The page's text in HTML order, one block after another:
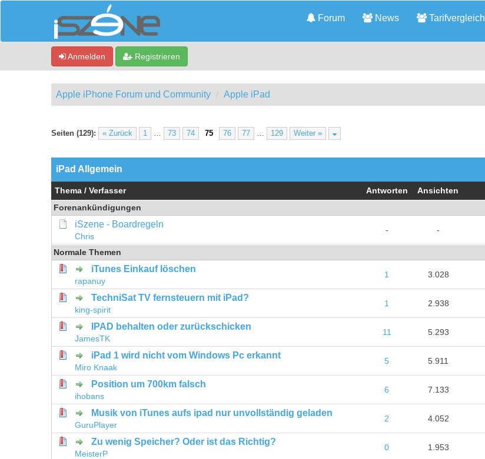
Forum News Tarifvergleich
Anmelden Registrieren
Apple iPhone Forum und Community Apple iPad
Seiten (129): « Zurück 1 73 74 75 76 77 129 Weiter »
iPad Allgemein
Thema / Verfasser Antworten Ansichten
Forenankündigungen
iSzene - Boardregeln
Chris
- -
Normale Themen
iTunes Einkauf löschen
rapanuy
1 3.028
0 Bewertung(en) - 0 von 5 durchschnittlich
TechniSat TV fernsteuern mit iPad?
king-spirit
1 2.938
0 Bewertung(en) - 0 von 5 durchschnittlich
12345
IPAD behalten oder zurückschicken
JamesTK
11 5.293
0 Bewertung(en) - 0 von 5 durchschnittlich
12345
iPad 1 wird nicht vom Windows Pc erkannt
Miro Knaak
5 5.911
0 Bewertung(en) - 0 von 5 durchschnittlich
12345
Position um 700km falsch
ihobans
6 7.133
0 Bewertung(en) - 0 von 5 durchschnittlich
12
Musik von iTunes aufs ipad nur unvollständig geladen
GuruPlayer
2 4.052
0 Bewertung(en) - 0 von 5 durchschnittlich
123 45
Zu wenig Speicher? Oder ist das Richtig?
MeisterP
0 1.953
0 Bewertung(en) - 0 von 5 durchschnittlich
1 234 5